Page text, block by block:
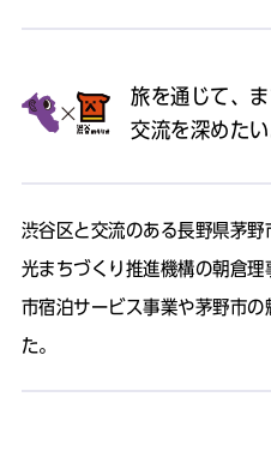
旅を通じて、
交流を深めたい
渋谷区と交流のある長野県茅
光まちづくり推進機構の朝倉
市宿泊サービス事業や茅野市の
た。